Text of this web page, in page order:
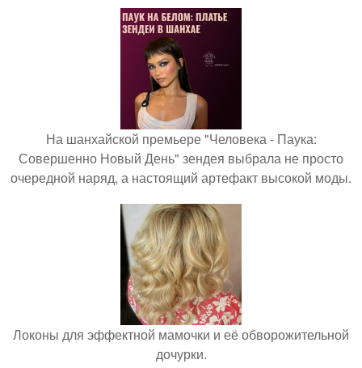
На шанхайской премьере "Человека - Паука:
Совершенно Новый День" зендея выбрала не просто
очередной наряд, а настоящий артефакт высокой моды.
Локоны для эффектной мамочки и её обворожительной
дочурки.